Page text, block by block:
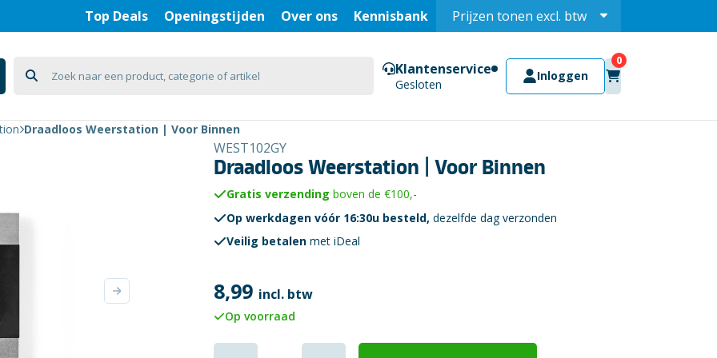
Top Deals Openingstijden Over ons Kennisbank Prijzen tonen excl. btw
Klantenservice
Gesloten
Inloggen
Draadloos Weerstation | Voor Binnen
WEST102GY
Draadloos Weerstation | Voor Binnen
Gratis verzending boven de €100,-
Op werkdagen vóór 16:30u besteld, dezelfde dag verzonden
Veilig betalenmet iDeal
8,99 incl. btw
Op voorraad